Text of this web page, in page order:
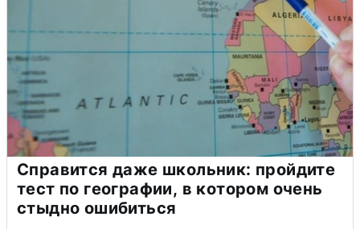
Справится даже школьник: пройдите
тест по географии, в котором очень
стыдно ошибиться